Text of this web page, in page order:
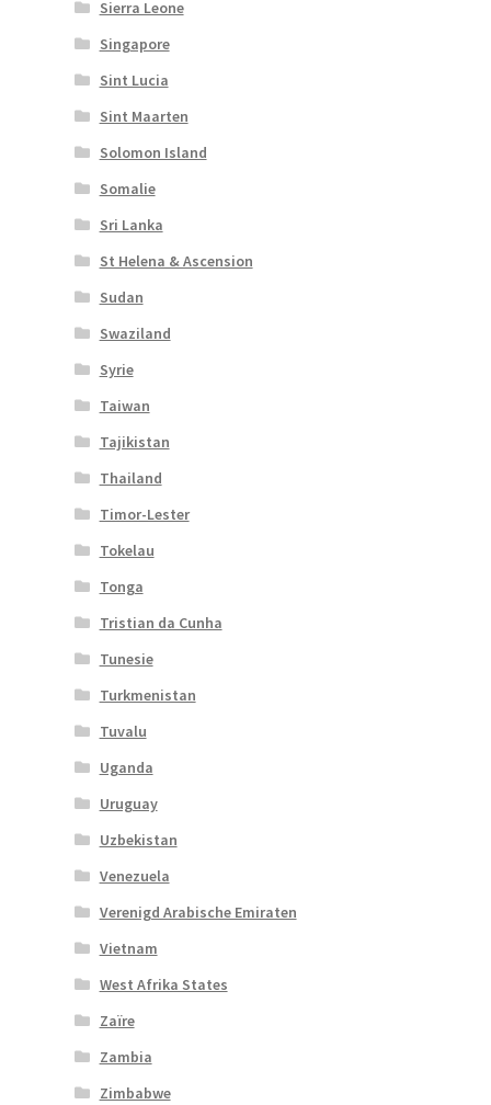
Sierra Leone
Singapore
Sint Lucia
Sint Maarten
Solomon Island
Somalie
Sri Lanka
St Helena & Ascension
Sudan
Swaziland
Syrie
Taiwan
Tajikistan
Thailand
Timor-Lester
Tokelau
Tonga
Tristian da Cunha
Tunesie
Turkmenistan
Tuvalu
Uganda
Uruguay
Uzbekistan
Venezuela
Verenigd Arabische Emiraten
Vietnam
West Afrika States
Zaïre
Zambia
Zimbabwe